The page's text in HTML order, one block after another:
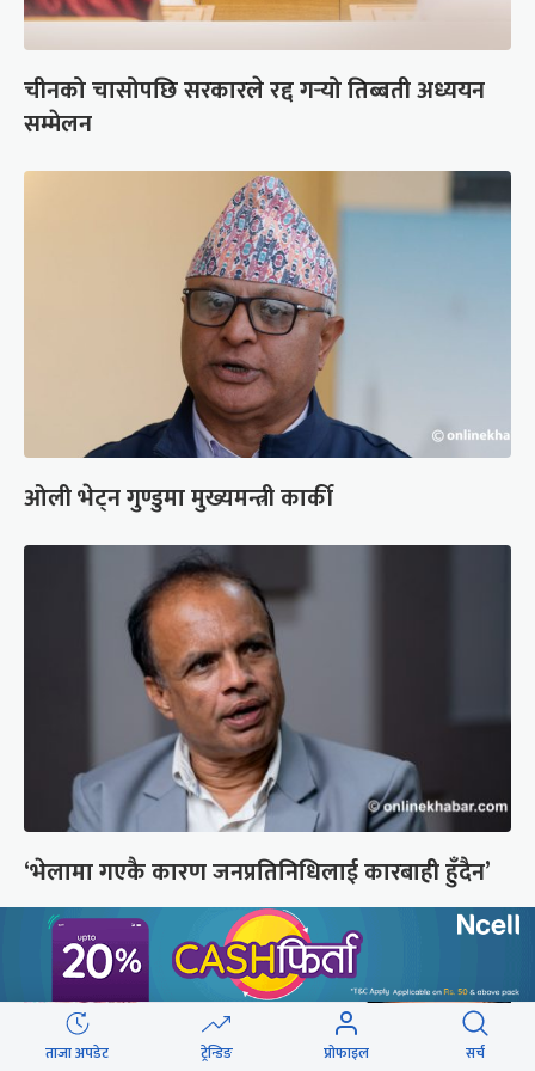
चीनको चासोपछि सरकारले रद्द गर्‍यो तिब्बती अध्ययन
सम्मेलन
ओली भेट्न गुण्डुमा मुख्यमन्त्री कार्की
‘भेलामा गएकै कारण जनप्रतिनिधिलाई कारबाही हुँदैन’
ताजा अपडेट ट्रेन्डिङ प्रोफाइल सर्च